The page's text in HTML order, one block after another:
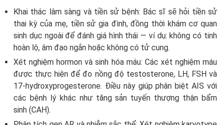
Khai thác lâm sàng và tiền sử bệnh: Bác sĩ sẽ hỏi tiền sử
thai kỳ của mẹ, tiền sử gia đình, đồng thời khám cơ quan
sinh dục ngoài để đánh giá hình thái — ví dụ: không có tinh
hoàn lộ, âm đạo ngắn hoặc không có tử cung.
Xét nghiệm hormon và sinh hóa máu: Các xét nghiệm máu
được thực hiện để đo nồng độ testosterone, LH, FSH và
17-hydroxyprogesterone. Điều này giúp phân biệt AIS với
các bệnh lý khác như tăng sản tuyến thượng thận bẩm
sinh (CAH).